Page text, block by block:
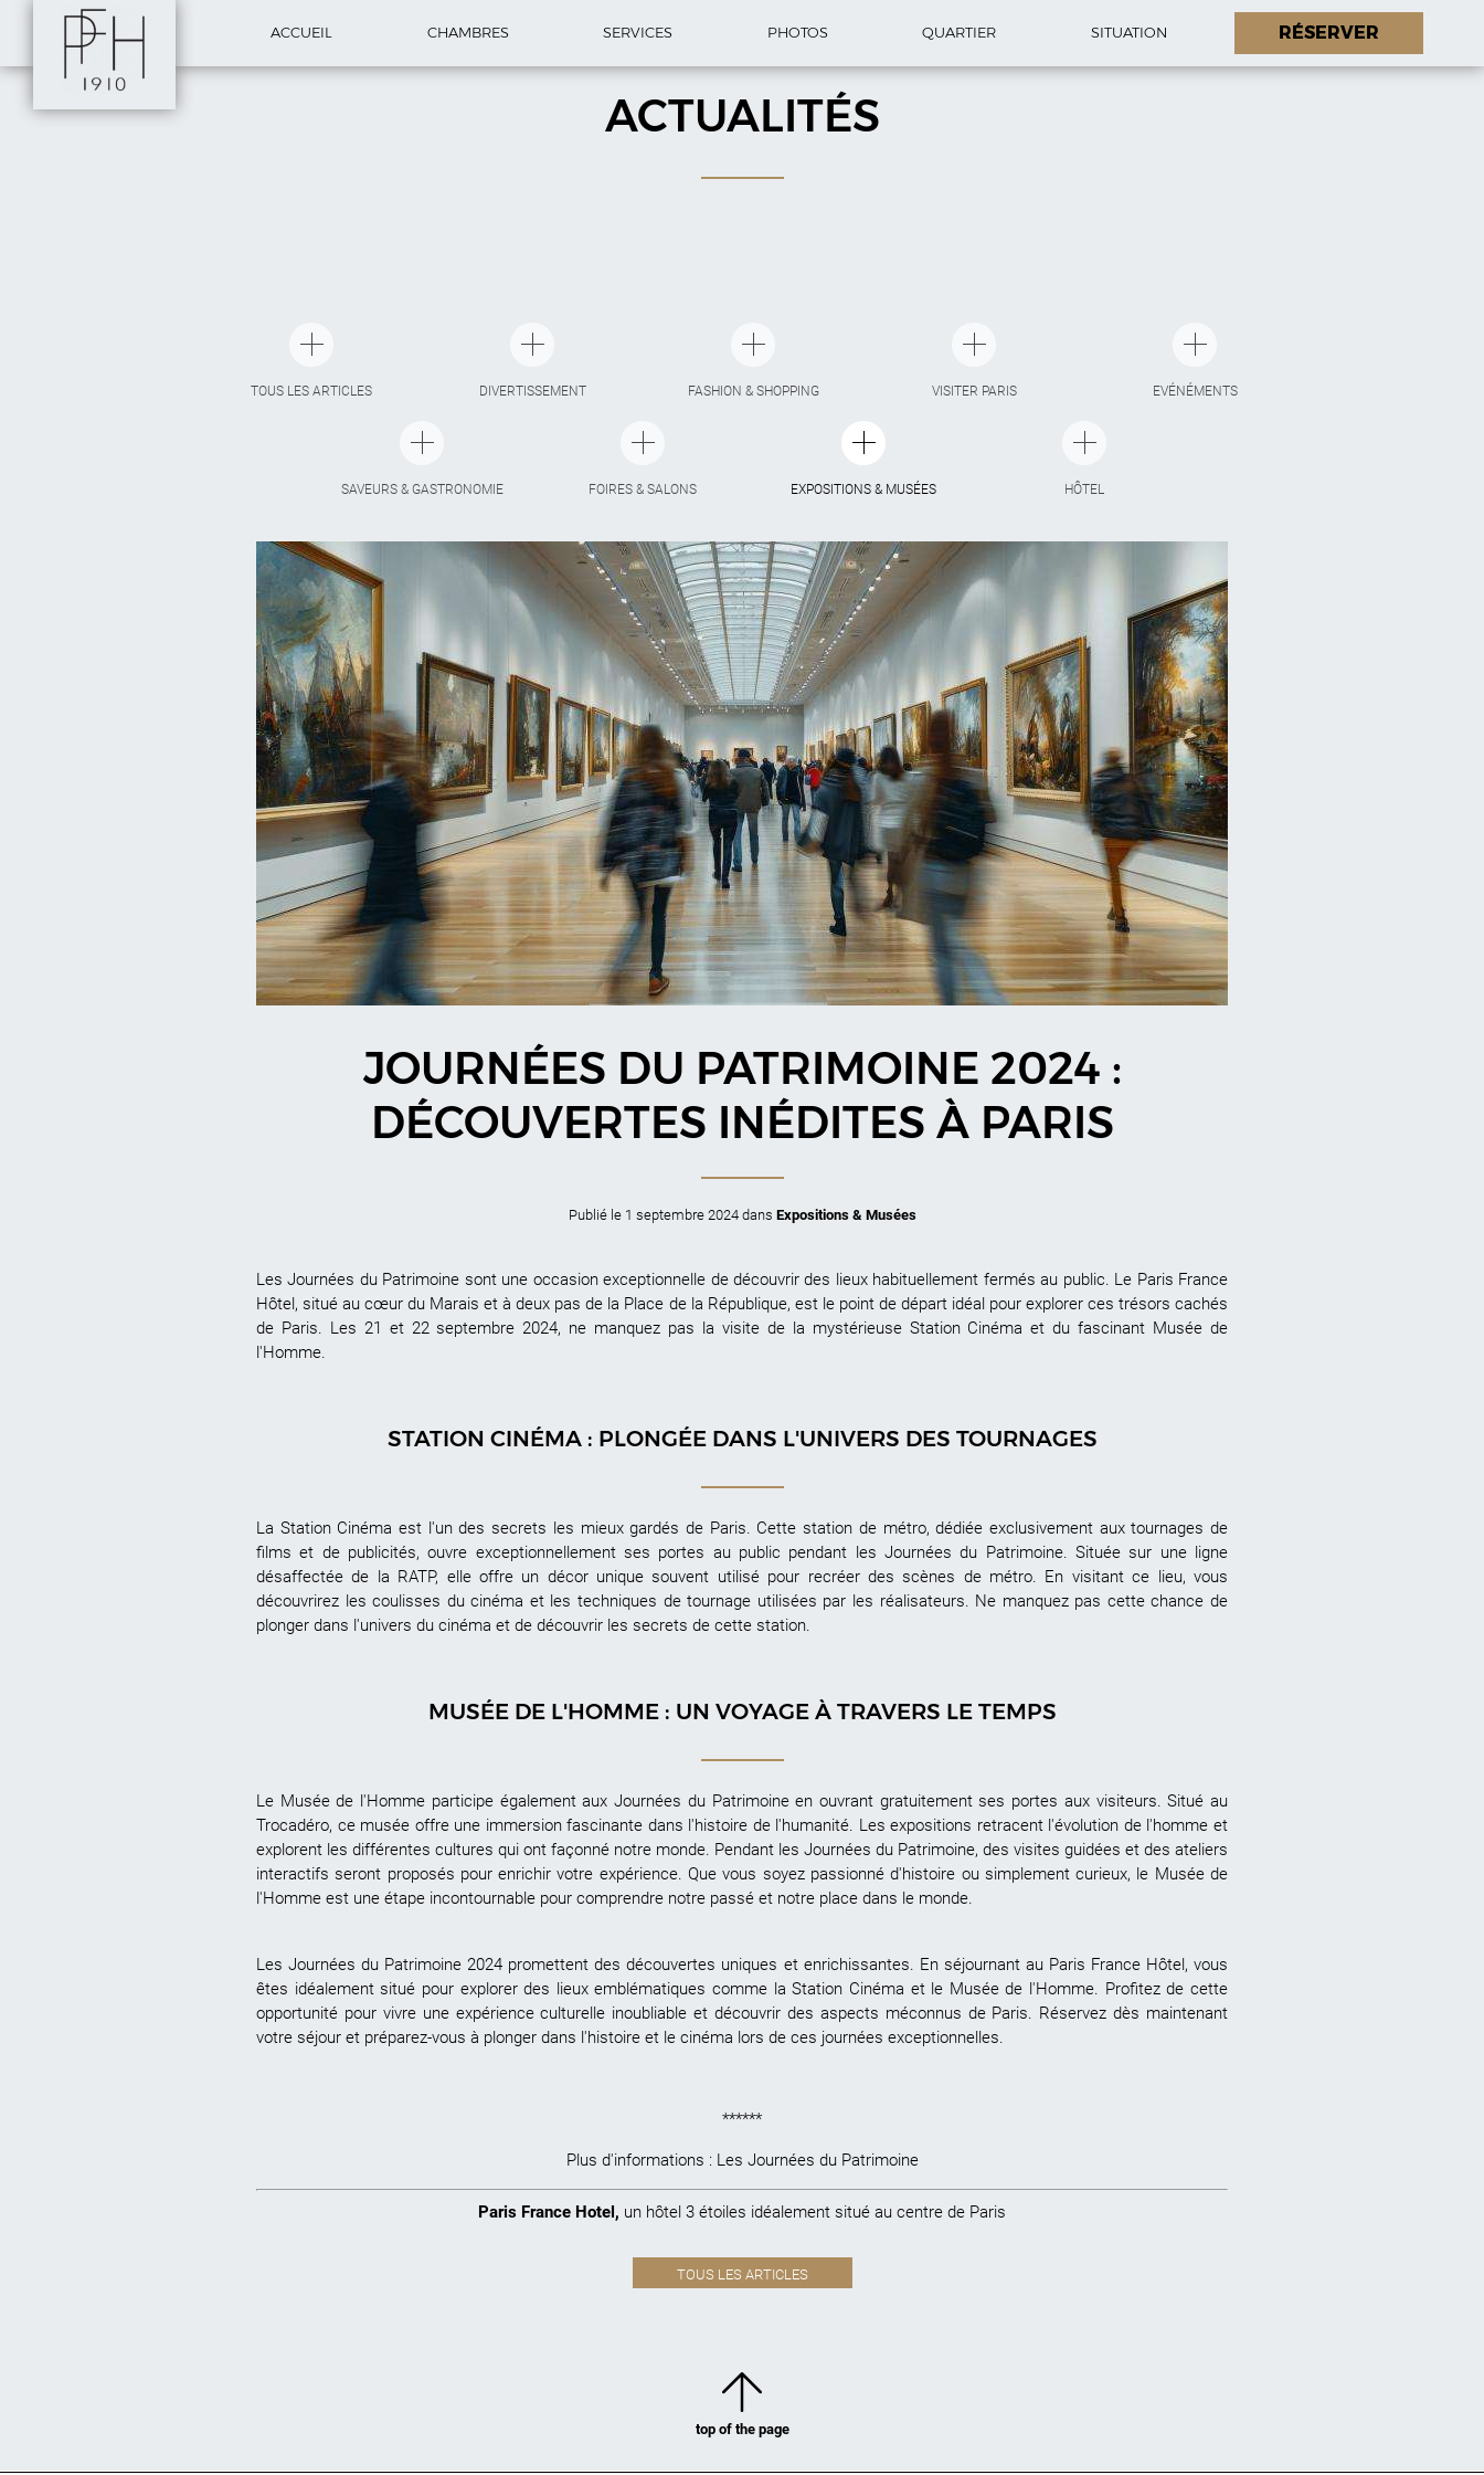
ACCUEIL CHAMBRES SERVICES PHOTOS QUARTIER SITUATION RÉSERVER
ACTUALITÉS
TOUS LES ARTICLES DIVERTISSEMENT FASHION & SHOPPING VISITER PARIS EVÉNÉMENTS
SAVEURS & GASTRONOMIE FOIRES & SALONS EXPOSITIONS & MUSÉES HÔTEL
JOURNÉES DU PATRIMOINE 2024 :
DÉCOUVERTES INÉDITES À PARIS
Publié le 1 septembre 2024 dans Expositions & Musées
Les Journées du Patrimoine sont une occasion exceptionnelle de découvrir des lieux habituellement fermés au public. Le Paris France
Hôtel, situé au cœur du Marais et à deux pas de la Place de la République, est le point de départ idéal pour explorer ces trésors cachés
de Paris. Les 21 et 22 septembre 2024, ne manquez pas la visite de la mystérieuse Station Cinéma et du fascinant Musée de
l'Homme.
STATION CINÉMA : PLONGÉE DANS L'UNIVERS DES TOURNAGES
La Station Cinéma est l'un des secrets les mieux gardés de Paris. Cette station de métro, dédiée exclusivement aux tournages de
films et de publicités, ouvre exceptionnellement ses portes au public pendant les Journées du Patrimoine. Située sur une ligne
désaffectée de la RATP, elle offre un décor unique souvent utilisé pour recréer des scènes de métro. En visitant ce lieu, vous
découvrirez les coulisses du cinéma et les techniques de tournage utilisées par les réalisateurs. Ne manquez pas cette chance de
plonger dans l'univers du cinéma et de découvrir les secrets de cette station.
MUSÉE DE L'HOMME : UN VOYAGE À TRAVERS LE TEMPS
Le Musée de l'Homme participe également aux Journées du Patrimoine en ouvrant gratuitement ses portes aux visiteurs. Situé au
Trocadéro, ce musée offre une immersion fascinante dans l'histoire de l'humanité. Les expositions retracent l'évolution de l'homme et
explorent les différentes cultures qui ont façonné notre monde. Pendant les Journées du Patrimoine, des visites guidées et des ateliers
interactifs seront proposés pour enrichir votre expérience. Que vous soyez passionné d'histoire ou simplement curieux, le Musée de
l'Homme est une étape incontournable pour comprendre notre passé et notre place dans le monde.
Les Journées du Patrimoine 2024 promettent des découvertes uniques et enrichissantes. En séjournant au Paris France Hôtel, vous
êtes idéalement situé pour explorer des lieux emblématiques comme la Station Cinéma et le Musée de l'Homme. Profitez de cette
opportunité pour vivre une expérience culturelle inoubliable et découvrir des aspects méconnus de Paris. Réservez dès maintenant
votre séjour et préparez-vous à plonger dans l'histoire et le cinéma lors de ces journées exceptionnelles.
******
Plus d'informations : Les Journées du Patrimoine
Paris France Hotel, un hôtel 3 étoiles idéalement situé au centre de Paris
TOUS LES ARTICLES
top of the page